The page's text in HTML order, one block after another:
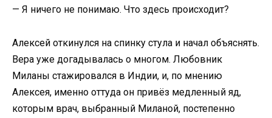
— Я ничего не понимаю. Что здесь происходит?
Алексей откинулся на спинку стула и начал объяснять.
Вера уже догадывалась о многом. Любовник
Миланы стажировался в Индии, и, по мнению
Алексея, именно оттуда он привёз медленный яд,
которым врач, выбранный Миланой, постепенно